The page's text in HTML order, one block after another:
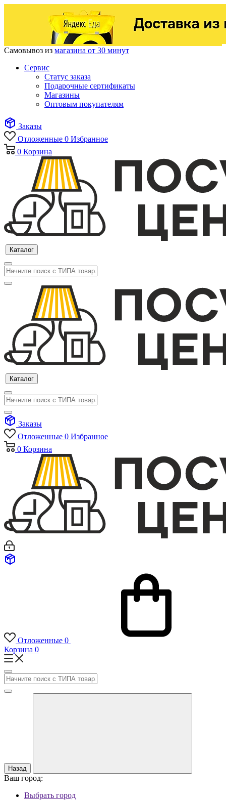
Самовывоз из магазина от 30 минут
Сервис
Статус заказа
Подарочные сертификаты
Магазины
Оптовым покупателям
Заказы
Отложенные 0 Избранное
0 Корзина
Каталог
Каталог
Заказы
Отложенные 0 Избранное
0 Корзина
Отложенные 0
Корзина 0
Назад
Ваш город:
Выбрать город